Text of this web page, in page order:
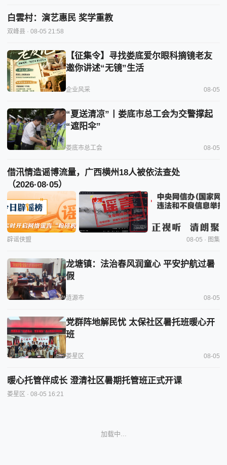
白雲村：演艺惠民 奖学重教
双峰县 · 08-05 21:58
【征集令】寻找娄底爱尔眼科摘镜老友
邀你讲述“无镜”生活
企业风采 08-05
“夏送清凉”丨娄底市总工会为交警撑起
“遮阳伞”
娄底市总工会 08-05
借汛情造谣博流量，广西横州18人被依法查处
（2026·08·05）
辟谣侠盟 08-05 · 图集
龙塘镇：法治春风润童心 平安护航过暑
假
涟源市 08-05
党群阵地解民忧 太保社区暑托班暖心开
班
娄星区 08-05
暖心托管伴成长 澄清社区暑期托管班正式开课
娄星区 · 08-05 16:21